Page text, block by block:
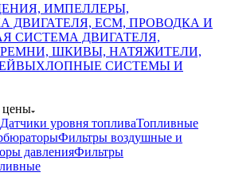
ИМПЕЛЛЕРЫ,
ДВИГАТЕЛЯ, ECM, ПРОВОДКА И
СИСТЕМА ДВИГАТЕЛЯ,
РЕМНИ, ШКИВЫ, НАТЯЖИТЕЛИ,
ВЫХЛОПНЫЕ СИСТЕМЫ И
цены
Датчики уровня топливаТопливные
Фильтры воздушные и
давленияФильтры